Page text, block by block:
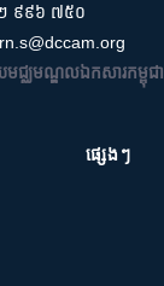
៩៩៦ ៧៥០
មជ្ឈមណ្ឌលឯកសារកម្ពុជា
ផ្សេងៗ